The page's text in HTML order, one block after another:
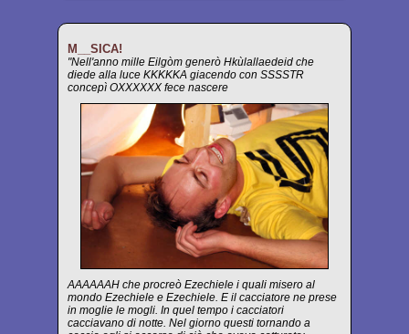
M__SICA!
"Nell'anno mille Eilgòm generò Hkùlallaedeid che
diede alla luce KKKKKA giacendo con SSSSTR
concepì OXXXXXX fece nascere
AAAAAAH che procreò Ezechiele i quali misero al
mondo Ezechiele e Ezechiele. E il cacciatore ne prese
in moglie le mogli. In quel tempo i cacciatori
cacciavano di notte. Nel giorno questi tornando a